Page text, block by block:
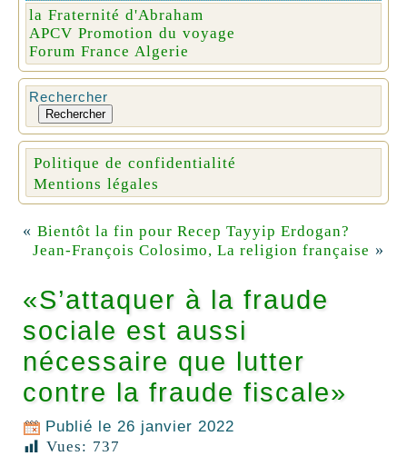
la Fraternité d'Abraham
APCV Promotion du voyage
Forum France Algerie
Rechercher
Rechercher
Politique de confidentialité
Mentions légales
« Bientôt la fin pour Recep Tayyip Erdogan?
Jean-François Colosimo, La religion française »
«S’attaquer à la fraude
sociale est aussi
nécessaire que lutter
contre la fraude fiscale»
Publié le 26 janvier 2022
Vues: 737